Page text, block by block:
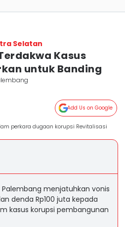
Selatan
Kasus
untuk Banding
Add Us on Google
perkara dugaan korupsi Revitalisasi
Palembang menjatuhkan vonis
denda Rp100 juta kepada
kasus korupsi pembangunan